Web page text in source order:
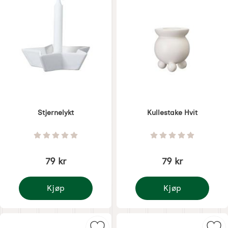
Stjernelykt
Varenummer 8308Vurdering: 0 Stjerne av 5
79 kr
Kjøp
Stjernelykt
Kullestake Hvit
Varenummer 8309Vurdering: 0
79 kr
Kjøp
Kullestake Hvit